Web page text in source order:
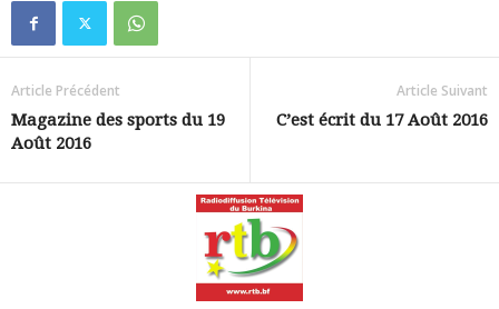
Article Précédent
Magazine des sports du 19
Août 2016
Article Suivant
C’est écrit du 17 Août 2016